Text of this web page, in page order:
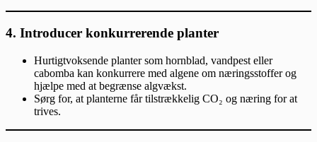
4. Introducer konkurrerende planter
Hurtigtvoksende planter som hornblad, vandpest eller
cabomba kan konkurrere med algene om næringsstoffer og
hjælpe med at begrænse algvækst.
Sørg for, at planterne får tilstrækkelig CO₂ og næring for at
trives.